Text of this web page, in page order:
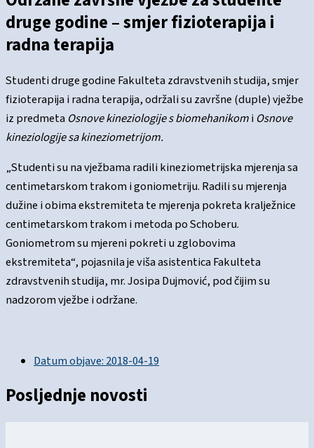
druge godine – smjer fizioterapija i
radna terapija
Studenti druge godine Fakulteta zdravstvenih studija, smjer
fizioterapija i radna terapija, održali su završne (duple) vježbe
iz predmeta Osnove kineziologije s biomehanikomi Osnove
kineziologije sa kineziometrijom.
„Studenti su na vježbama radili kineziometrijska mjerenja sa
centimetarskom trakom i goniometriju. Radili su mjerenja
dužine i obima ekstremiteta te mjerenja pokreta kralježnice
centimetarskom trakom i metoda po Schoberu.
Goniometrom su mjereni pokreti u zglobovima
ekstremiteta“, pojasnila je viša asistentica Fakulteta
zdravstvenih studija, mr. Josipa Dujmović, pod čijim su
nadzorom vježbe i održane.
Datum objave:2018-04-19
Posljednje novosti